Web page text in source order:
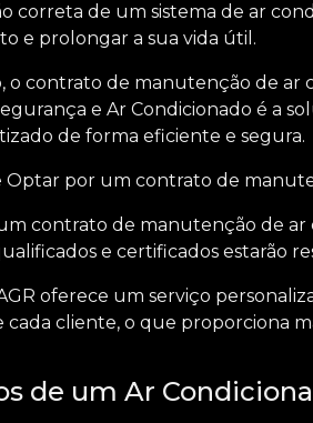
correta de um sistema de ar
e prolongar a sua vida útil.
o contrato de manutenção de ar
e Ar Condicionado é a
de forma eficiente e segura.
Optar por um contrato de
contrato de manutenção de ar
e certificados estarão
oferece um serviço
cada cliente, o que proporciona
de um Ar